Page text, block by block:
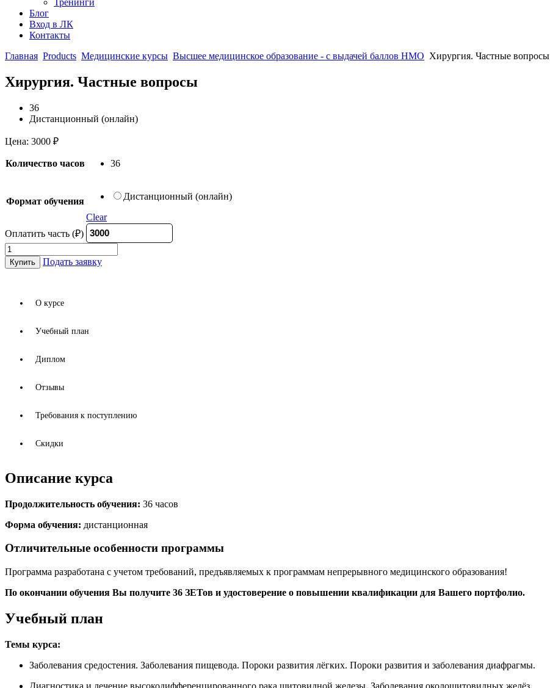
Тренинги
Блог
Вход в ЛК
Контакты
Главная Products Медицинские курсы Высшее медицинское образование - с выдачей баллов НМО Хирургия. Частные вопросы
Хирургия. Частные вопросы
36
Дистанционный (онлайн)
Цена: 3000 ₽
Количество часов 36
Формат обучения
Дистанционный (онлайн)
Clear
Оплатить часть (₽)
Хирургия.
Частные
вопросы
Купить Подать заявку
О курсе
Учебный план
Диплом
Отзывы
Требования к поступлению
Скидки
Описание курса
Продолжительность обучения: 36 часов
Форма обучения: дистанционная
Отличительные особенности программы
Программа разработана с учетом требований, предъявляемых к программам непрерывного медицинского образования!
По окончании обучения Вы получите 36 ЗЕТов и удостоверение о повышении квалификации для Вашего портфолио.
Учебный план
Темы курса:
Заболевания средостения. Заболевания пищевода. Пороки развития лёгких. Пороки развития и заболевания диафрагмы.
Диагностика и лечение высокодифференцированного рака щитовидной железы. Заболевания околощитовидных желёз.